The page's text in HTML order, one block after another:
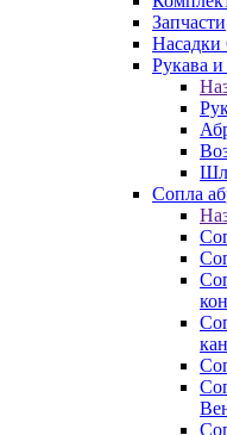
Запчасти
Насадки
Рукава
Сопла